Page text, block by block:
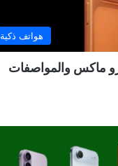
هواتف ذكية
آيفون 17 برو ماكس والمواصفات